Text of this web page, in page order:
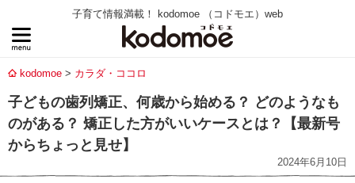
子育て情報満載！ kodomoe （コドモエ）web
kodomoe カラダ・ココロ
子どもの歯列矯正、何歳から始める？ どのようなも
のがある？ 矯正した方がいいケースとは？【最新号
からちょっと見せ】
2024年6月10日